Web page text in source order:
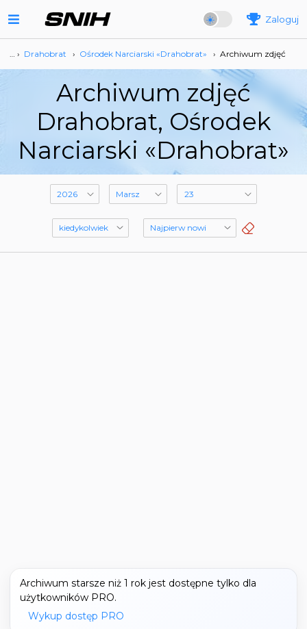
Zaloguj
… › Drahobrat › Ośrodek Narciarski «Drahobrat» › Archiwum zdjęć
Archiwum zdjęć
Drahobrat, Ośrodek
Narciarski «Drahobrat»
Archiwum starsze niż 1 rok jest dostępne tylko dla
użytkowników PRO.
Wykup dostęp PRO